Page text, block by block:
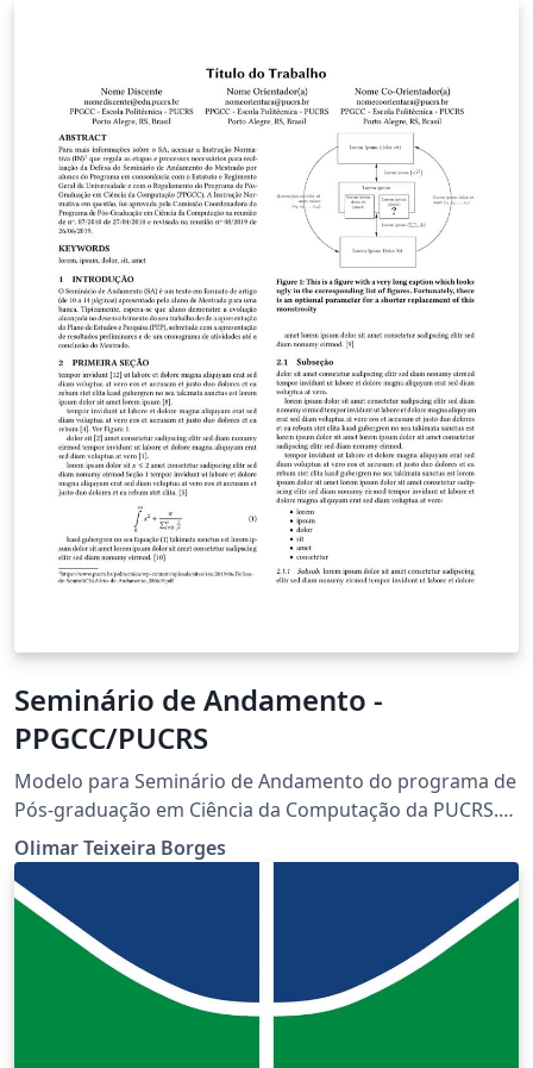
Seminário de Andamento -
PPGCC/PUCRS
Modelo para Seminário de Andamento do programa de
Pós-graduação em Ciência da Computação da PUCRS.
Este Template é uma iniciativa discente, mas seu uso é
indicado pelo corpo docente do programa. O volume
foi elaborado seguindo o template da ACM. Contato:
olimar.borges@edu.pucrs.br
Olimar Teixeira Borges